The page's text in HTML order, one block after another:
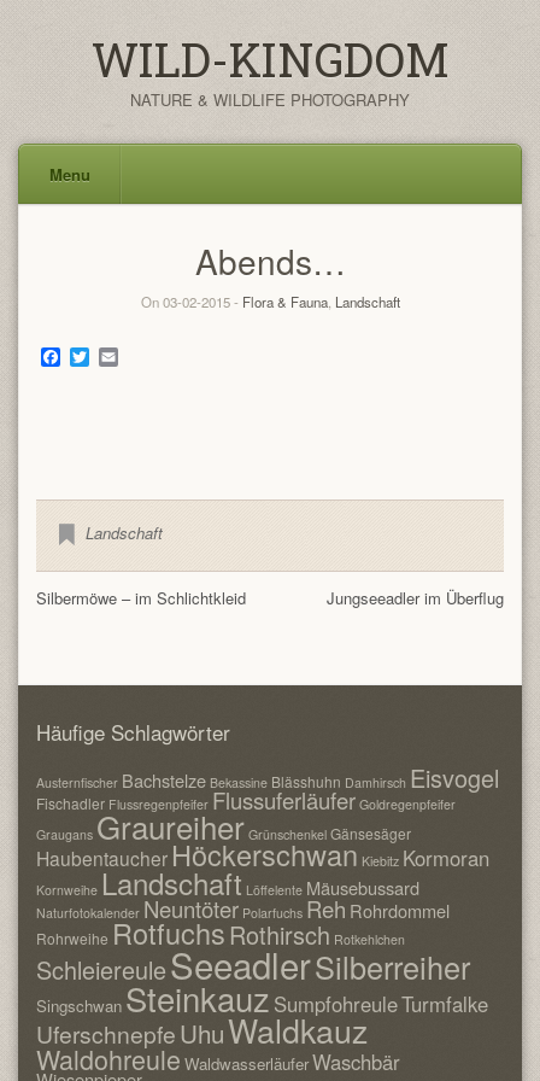
WILD-KINGDOM
NATURE & WILDLIFE PHOTOGRAPHY
Menu
Abends…
On 03-02-2015 - Flora & Fauna, Landschaft
Facebook
TwitterEmail
Landschaft
Jungseeadler im Überflug
Silbermöwe – im Schlichtkleid
Häufige Schlagwörter
Austernfischer Bachstelze Bekassine Blässhuhn Damhirsch Eisvogel
Fischadler Flussregenpfeifer Flussuferläufer Goldregenpfeifer
Graugans Graureiher Grünschenkel Gänsesäger
Haubentaucher Höckerschwan Kiebitz Kormoran
Kornweihe Landschaft Löffelente Mäusebussard
Naturfotokalender Neuntöter Polarfuchs Reh Rohrdommel
Rohrweihe Rotfuchs Rothirsch Rotkehlchen
SchleiereuleSeeadlerSilberreiher
Singschwan Steinkauz SumpfohreuleTurmfalke
UferschnepfeUhuWaldkauz
Waldohreule WaldwasserläuferWaschbär